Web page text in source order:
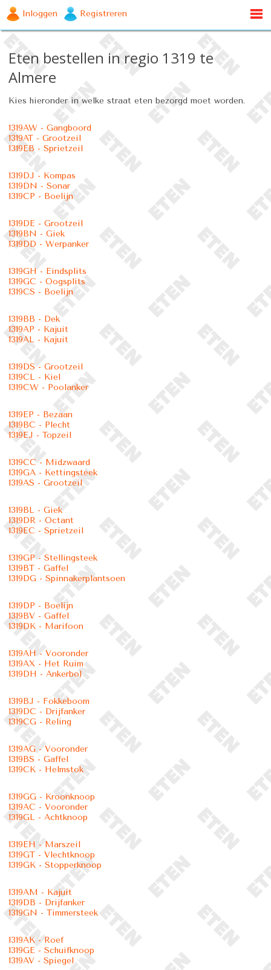
Inloggen Registreren
Eten bestellen in regio 1319 te
Almere
Kies hieronder in welke straat eten bezorgd moet worden.
1319AW - Gangboord
1319AT - Grootzeil
1319EB - Sprietzeil
1319DJ - Kompas
1319DN - Sonar
1319CP - Boelijn
1319DE - Grootzeil
1319BN - Giek
1319DD - Werpanker
1319GH - Eindsplits
1319GC - Oogsplits
1319CS - Boelijn
1319BB - Dek
1319AP - Kajuit
1319AL - Kajuit
1319DS - Grootzeil
1319CL - Kiel
1319CW - Poolanker
1319EP - Bezaan
1319BC - Plecht
1319EJ - Topzeil
1319CC - Midzwaard
1319GA - Kettingsteek
1319AS - Grootzeil
1319BL - Giek
1319DR - Octant
1319EC - Sprietzeil
1319GP - Stellingsteek
1319BT - Gaffel
1319DG - Spinnakerplantsoen
1319DP - Boelijn
1319BV - Gaffel
1319DK - Marifoon
1319AH - Vooronder
1319AX - Het Ruim
1319DH - Ankerbol
1319BJ - Fokkeboom
1319DC - Drijfanker
1319CG - Reling
1319AG - Vooronder
1319BS - Gaffel
1319CK - Helmstok
1319GG - Kroonknoop
1319AC - Vooronder
1319GL - Achtknoop
1319EH - Marszeil
1319GT - Vlechtknoop
1319GK - Stopperknoop
1319AM - Kajuit
1319DB - Drijfanker
1319GN - Timmersteek
1319AK - Roef
1319GE - Schuifknoop
1319AV - Spiegel